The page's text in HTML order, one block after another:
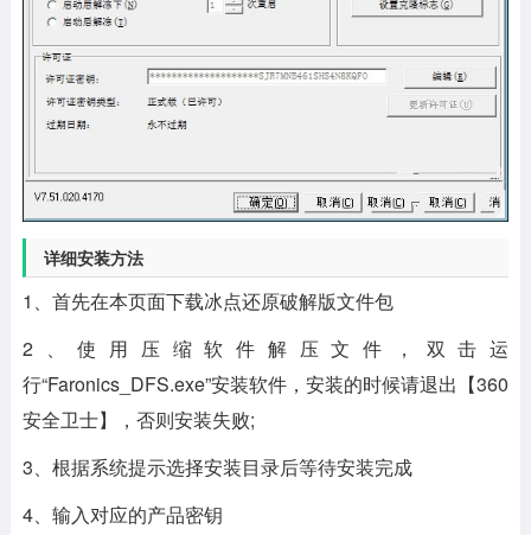
详细安装方法
1、首先在本页面下载冰点还原破解版文件包
2、使用压缩软件解压文件，双击运
行“Faronics_DFS.exe”安装软件，安装的时候请退出【360
安全卫士】，否则安装失败;
3、根据系统提示选择安装目录后等待安装完成
4、输入对应的产品密钥